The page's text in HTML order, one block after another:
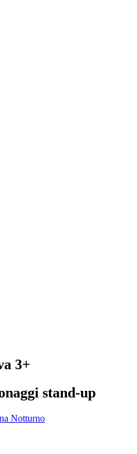
3+
stand-up
Notturno